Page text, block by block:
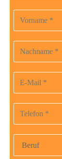
Bitte
lasse
dieses
Feld
Vorname
Nachname
E-Mail-Adresse
Telefonnummer
Beruf